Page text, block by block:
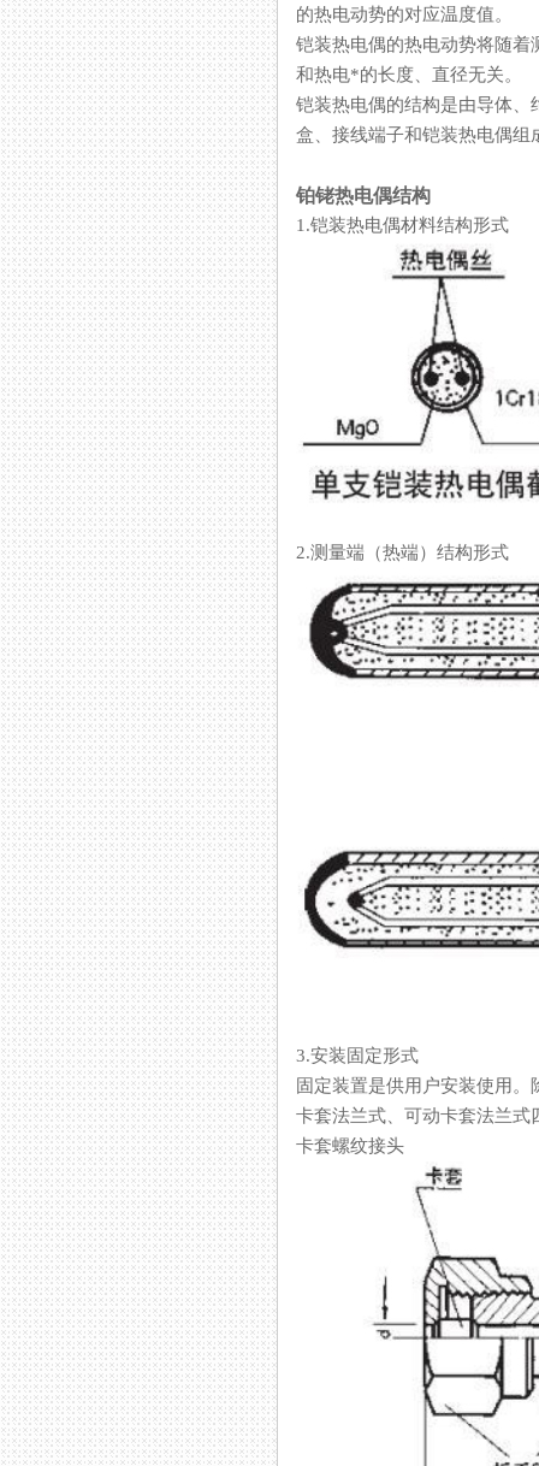
的热电动势的对应温度值。
铠装热电偶的热电动势将随着测
和热电*的长度、直径无关。
铠装热电偶的结构是由导体
盒、接线端子和铠装热电偶组
铂铑热电偶结构
1.铠装热电偶材料结构形式
2.测量端（热端）结构形式
3.安装固定形式
固定装置是供用户安装使用。除
卡套法兰式、可动卡套法兰式
卡套螺纹接头